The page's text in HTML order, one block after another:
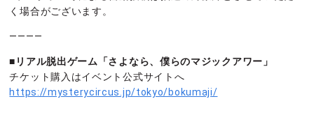
く場合がございます。
————
■リアル脱出ゲーム「さよなら、僕らのマジックアワー」
チケット購入はイベント公式サイトへ
https://mysterycircus.jp/tokyo/bokumaji/